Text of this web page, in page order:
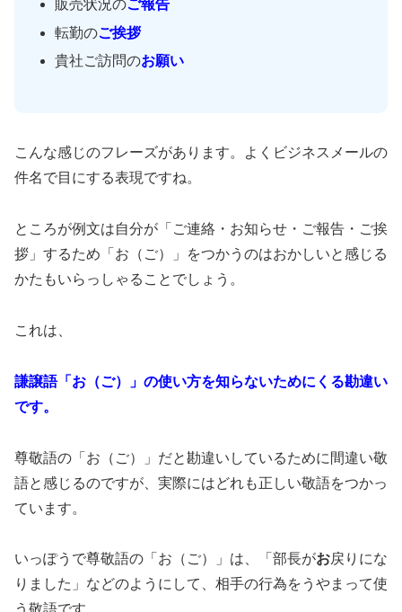
販売状況のご報告
転勤のご挨拶
貴社ご訪問のお願い
こんな感じのフレーズがあります。よくビジネスメールの
件名で目にする表現ですね。
ところが例文は自分が「ご連絡・お知らせ・ご報告・ご挨
拶」するため「お（ご）」をつかうのはおかしいと感じる
かたもいらっしゃることでしょう。
これは、
謙譲語「お（ご）」の使い方を知らないためにくる勘違い
です。
尊敬語の「お（ご）」だと勘違いしているために間違い敬
語と感じるのですが、実際にはどれも正しい敬語をつかっ
ています。
いっぽうで尊敬語の「お（ご）」は、「部長がお戻りにな
りました」などのようにして、相手の行為をうやまって使